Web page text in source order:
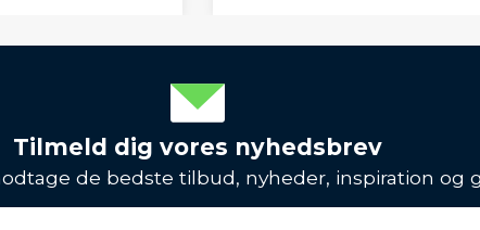
Tilmeld dig vores nyhedsbrev
de bedste tilbud, nyheder, inspiration og